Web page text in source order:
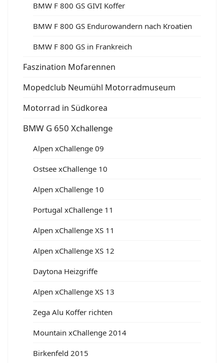
BMW F 800 GS GIVI Koffer
BMW F 800 GS Endurowandern nach Kroatien
BMW F 800 GS in Frankreich
Faszination Mofarennen
Mopedclub Neumühl Motorradmuseum
Motorrad in Südkorea
BMW G 650 Xchallenge
Alpen xChallenge 09
Ostsee xChallenge 10
Alpen xChallenge 10
Portugal xChallenge 11
Alpen xChallenge XS 11
Alpen xChallenge XS 12
Daytona Heizgriffe
Alpen xChallenge XS 13
Zega Alu Koffer richten
Mountain xChallenge 2014
Birkenfeld 2015